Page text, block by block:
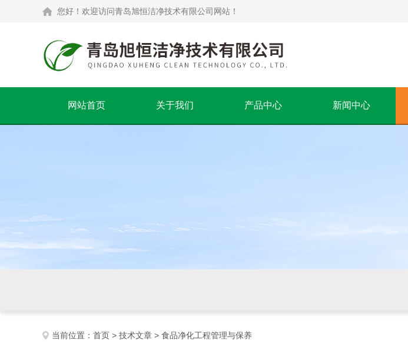
您好！欢迎访问青岛旭恒洁净技术有限公司网站！
网站首页 关于我们 产品中心 新闻中心
当前位置： 首页 > 技术文章 > 食品净化工程管理与保养